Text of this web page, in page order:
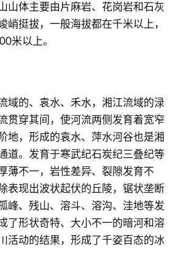
山体主要由片麻岩、花岗岩和石灰
峭挺拔，一般海拔都在千米以上，
米以上。
域的、袁水、禾水，湘江流域的渌
贯穿其间，使河流两侧发育着宽窄
地，形成的袁水、萍水河谷也是湘
道。发育于寒武纪石炭纪三叠纪等
薄不一，岩性差异、裂隙发育不
表现出波状起伏的丘陵，锯状垄断
峰、残山、溶斗、溶沟、洼地等发
了形状奇特、大小不一的暗河和溶
活动的结果，形成了千姿百态的冰